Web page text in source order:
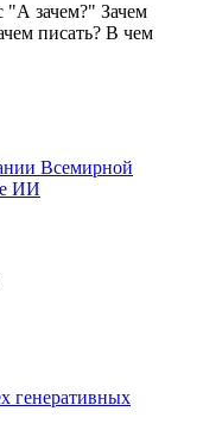
"А зачем?" Зачем
писать? В чем
Всемирной
ИИ
генеративных